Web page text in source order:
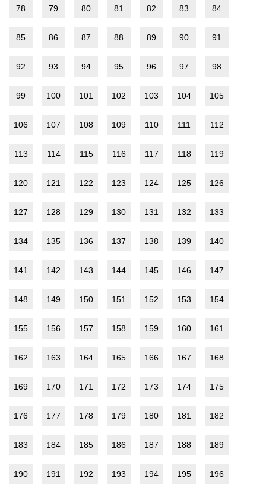
78 79 80 81 82 83 84
85 86 87 88 89 90 91
92 93 94 95 96 97 98
99 100 101 102 103 104 105
106 107 108 109 110 111 112
113 114 115 116 117 118 119
120 121 122 123 124 125 126
127 128 129 130 131 132 133
134 135 136 137 138 139 140
141 142 143 144 145 146 147
148 149 150 151 152 153 154
155 156 157 158 159 160 161
162 163 164 165 166 167 168
169 170 171 172 173 174 175
176 177 178 179 180 181 182
183 184 185 186 187 188 189
190 191 192 193 194 195 196